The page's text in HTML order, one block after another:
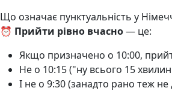
Що означає пунктуальність у
⏰ Прийти рівно вчасно— це:
Якщо призначено о 10:00,
Не о 10:15 ("ну всього 15
І не о 9:30 (занадто рано теж